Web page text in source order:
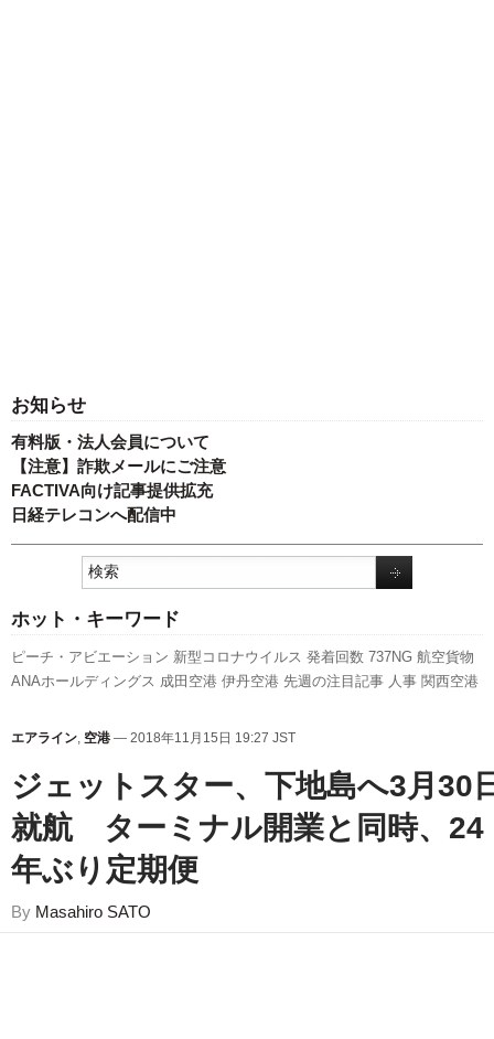
お知らせ
有料版・法人会員について
【注意】詐欺メールにご注意
FACTIVA向け記事提供拡充
日経テレコンへ配信中
ホット・キーワード
ピーチ・アビエーション 新型コロナウイルス 発着回数 737NG 航空貨物
ANAホールディングス 成田空港 伊丹空港 先週の注目記事 人事 関西空港
トレア 羽田空港 777 日本航空 スターフライヤー
実績 訪日客
エアライン, 空港 — 2018年11月15日 19:27 JST
ジェットスター、下地島へ3月30
就航 ターミナル開業と同時、24
年ぶり定期便
By Masahiro SATO